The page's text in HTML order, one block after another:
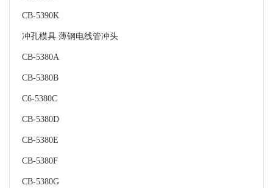
CB-5390K
冲孔模具 薄钢电线管冲头
CB-5380A
CB-5380B
C6-5380C
CB-5380D
CB-5380E
CB-5380F
CB-5380G